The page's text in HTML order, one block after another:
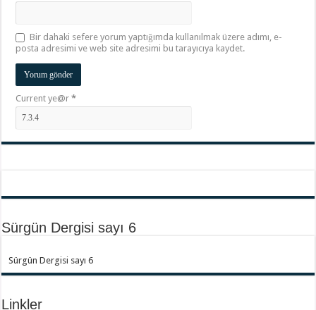
Bir dahaki sefere yorum yaptığımda kullanılmak üzere adımı, e-
posta adresimi ve web site adresimi bu tarayıcıya kaydet.
Current ye@r*
Sürgün Dergisi sayı 6
Sürgün Dergisi sayı 6
Linkler